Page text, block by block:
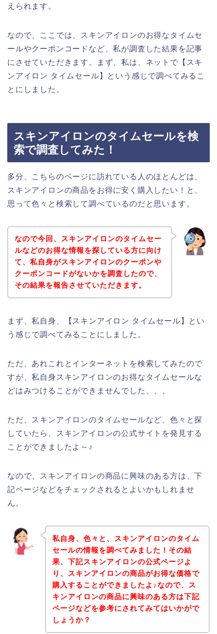
えられます。
なので、ここでは、スキンアイロンのお得なタイムセ
ールやクーポンコードなど、私が調査した結果を記事
にさせていただきます。まず、私は、ネットで【スキ
ンアイロン タイムセール】という感じで調べてみるこ
とにしました。
スキンアイロンのタイムセールを検
索で調査してみた！
多分、こちらのページに訪れている人のほとんどは、
スキンアイロンの商品をお得に安く購入したい！と、
思って色々と検索して調べているのだと思います。
なので今回、スキンアイロンのタイムセー
ルなどのお得な情報を探している方に向け
て、私自身がスキンアイロンのクーポンや
クーポンコードがないかを調査したので、
その結果を報告させていただきます。
まず、私自身、【スキンアイロン タイムセール】とい
う感じで調べてみることにしました。
ただ、あれこれとインターネットを検索してみたので
すが、私自身スキンアイロンのお得なタイムセールな
どはみつけることができませんでした、、、
ただ、スキンアイロンのタイムセールなど、色々と探
していたら、スキンアイロンの公式サイトを発見する
ことができましたよ～♪
なので、スキンアイロンの商品に興味のある方は、下
記ページなどをチェックされるとよいかもしれませ
ん。
私自身、色々と、スキンアイロンのタイム
セールの情報を調べてみました！その結
果、下記スキンアイロンの公式ページよ
り、スキンアイロンの商品がお得な価格で
購入することができましたよ♪なので、ス
キンアイロンの商品に興味のある方は下記
ページなどを参考にされてみてはいかがで
しょうか？